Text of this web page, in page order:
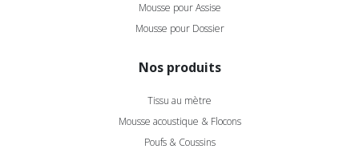
Mousse pour Assise
Mousse pour Dossier
Nos produits
Tissu au mètre
Mousse acoustique & Flocons
Poufs & Coussins